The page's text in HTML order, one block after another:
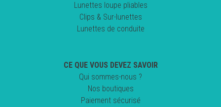
Lunettes loupe pliables
Clips & Sur-lunettes
Lunettes de conduite
CE QUE VOUS DEVEZ SAVOIR
Qui sommes-nous ?
Nos boutiques
Paiement sécurisé